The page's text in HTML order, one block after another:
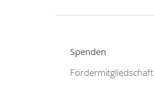
Spenden
Fördermitgliedschaft